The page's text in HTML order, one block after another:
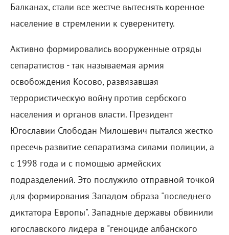
Балканах, стали все жестче вытеснять коренное
население в стремлении к суверенитету.
Активно формировались вооруженные отряды
сепаратистов - так называемая армия
освобождения Косово, развязавшая
террористическую войну против сербского
населения и органов власти. Президент
Югославии Слободан Милошевич пытался жестко
пресечь развитие сепаратизма силами полиции, а
с 1998 года и с помощью армейских
подразделений. Это послужило отправной точкой
для формирования Западом образа "последнего
диктатора Европы". Западные державы обвинили
югославского лидера в "геноциде албанского